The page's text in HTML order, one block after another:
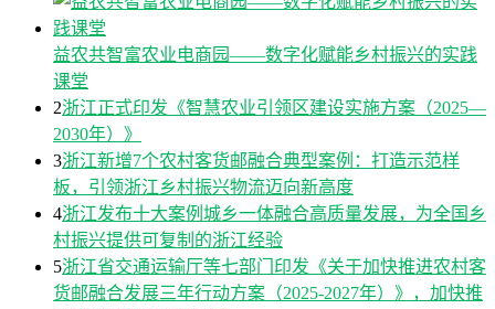
益农共智富农业电商园——数字化赋能乡村振兴的实践
课堂
2浙江正式印发《智慧农业引领区建设实施方案（2025—
2030年）》
3浙江新增7个农村客货邮融合典型案例：打造示范样
板，引领浙江乡村振兴物流迈向新高度
4浙江发布十大案例城乡一体融合高质量发展，为全国乡
村振兴提供可复制的浙江经验
5浙江省交通运输厅等七部门印发《关于加快推进农村客
货邮融合发展三年行动方案（2025-2027年）》，加快推